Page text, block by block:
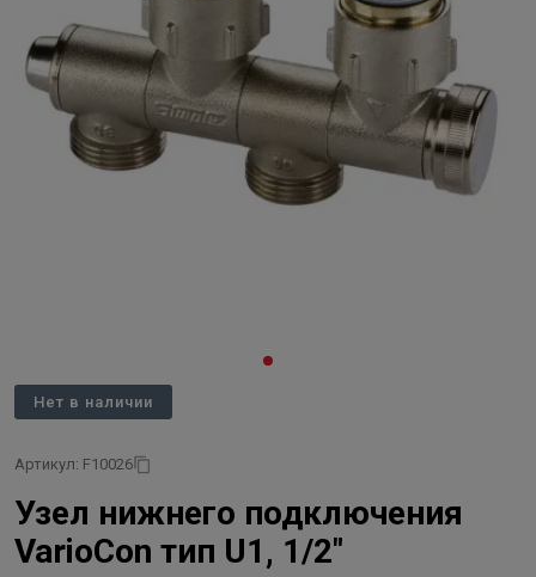
Нет в наличии
Артикул: F10026
Узел нижнего подключения
VarioCon тип U1, 1/2"